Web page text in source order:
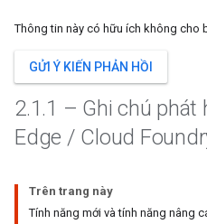
Thông tin này có hữu ích không cho
GỬI Ý KIẾN PHẢN HỒI
2.1.1 – Ghi chú phát
Edge / Cloud
Trên trang này
Tính năng mới và tính năng nâng